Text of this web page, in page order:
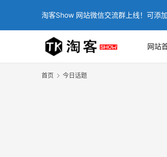
淘客Show 网站微信交流群上线！可添
网站
首页 今日话题